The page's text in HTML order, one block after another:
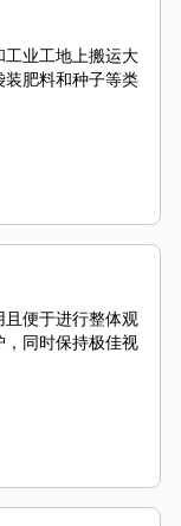
业工地上搬运大
肥料和种子等类
便于进行整体观
同时保持极佳视